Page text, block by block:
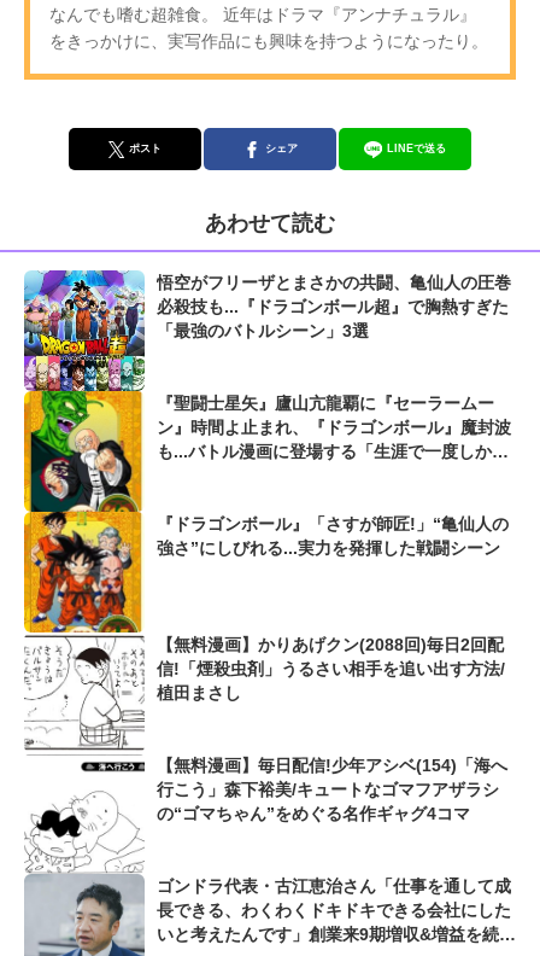
なんでも嗜む超雑食。 近年はドラマ『アンナチュラル』
をきっかけに、実写作品にも興味を持つようになったり。
ポスト シェア LINEで送る
あわせて読む
悟空がフリーザとまさかの共闘、亀仙人の圧巻
必殺技も...『ドラゴンボール超』で胸熱すぎた
「最強のバトルシーン」3選
『聖闘士星矢』廬山亢龍覇に『セーラームー
ン』時間よ止まれ、『ドラゴンボール』魔封波
も...バトル漫画に登場する「生涯で一度しか使
『ドラゴンボール』「さすが師匠!」“亀仙人の
強さ”にしびれる...実力を発揮した戦闘シーン
【無料漫画】かりあげクン(2088回)毎日2回配
信!「煙殺虫剤」うるさい相手を追い出す方法/
植田まさし
【無料漫画】毎日配信!少年アシベ(154)「海へ
行こう」森下裕美/キュートなゴマフアザラシ
の“ゴマちゃん”をめぐる名作ギャグ4コマ
ゴンドラ代表・古江恵治さん「仕事を通して成
長できる、わくわくドキドキできる会社にした
いと考えたんです」創業来9期増収&増益を続け